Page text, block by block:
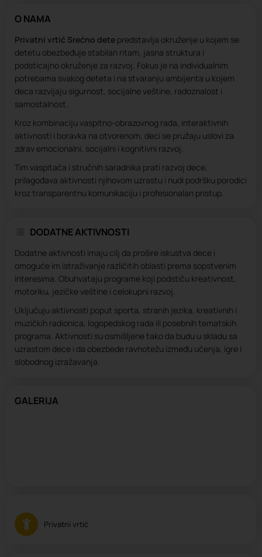
O NAMA
Privatni vrtić Srećno dete predstavlja okruženje u kojem se
detetu obezbeđuje stabilan ritam, jasna struktura i
podsticajno okruženje za razvoj. Fokus je na individualnim
potrebama svakog deteta i na stvaranju ambijenta u kojem
deca razvijaju sigurnost, socijalne veštine, radoznalost i
samostalnost.
Kroz kombinaciju vaspitno-obrazovnog rada, interaktivnih
aktivnosti i boravka na otvorenom, deci se pružaju uslovi za
zdrav emocionalni, socijalni i kognitivni razvoj.
Tim vaspitača i stručnih saradnika prati razvoj dece,
prilagođava aktivnosti njihovom uzrastu i nudi podršku porodici
kroz transparentnu komunikaciju i profesionalan pristup.
DODATNE AKTIVNOSTI
Dodatne aktivnosti imaju cilj da prošire iskustva dece i
omoguće im istraživanje različitih oblasti prema sopstvenim
interesima. Obuhvataju programe koji podstiču kreativnost,
motoriku, jezičke veštine i celokupni razvoj.
Uključuju aktivnosti poput sporta, stranih jezika, kreativnih i
muzičkih radionica, logopedskog rada ili posebnih tematskih
programa. Aktivnosti su osmišljene tako da budu u skladu sa
uzrastom dece i da obezbede ravnotežu između učenja, igre i
slobodnog izražavanja.
GALERIJA
Privatni vrtić